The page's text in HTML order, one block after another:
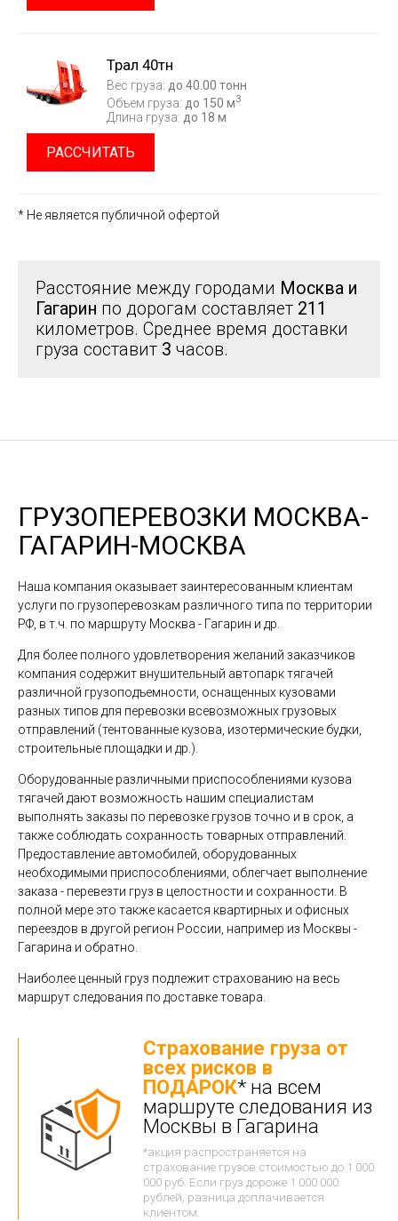
Трал 40тн
Вес груза: до 40.00 тонн
Объем груза: до 150 м3
Длина груза: до 18 м
РАССЧИТАТЬ
* Не является публичной офертой
Расстояние между городами Москва и
Гагарин по дорогам составляет 211
километров. Среднее время доставки
груза составит 3 часов.
ГРУЗОПЕРЕВОЗКИ МОСКВА-
ГАГАРИН-МОСКВА
Наша компания оказывает заинтересованным клиентам
услуги по грузоперевозкам различного типа по территории
РФ, в т.ч. по маршруту Москва - Гагарин и др.
Для более полного удовлетворения желаний заказчиков
компания содержит внушительный автопарк тягачей
различной грузоподъемности, оснащенных кузовами
разных типов для перевозки всевозможных грузовых
отправлений (тентованные кузова, изотермические будки,
строительные площадки и др.).
Оборудованные различными приспособлениями кузова
тягачей дают возможность нашим специалистам
выполнять заказы по перевозке грузов точно и в срок, а
также соблюдать сохранность товарных отправлений.
Предоставление автомобилей, оборудованных
необходимыми приспособлениями, облегчает выполнение
заказа - перевезти груз в целостности и сохранности. В
полной мере это также касается квартирных и офисных
переездов в другой регион России, например из Москвы -
Гагарина и обратно.
Наиболее ценный груз подлежит страхованию на весь
маршрут следования по доставке товара.
Страхование груза от
всех рисков в
ПОДАРОК* на всем
маршруте следования из
Москвы в Гагарина
*акция распространяется на
страхование грузов стоимостью до 1 000
000 руб. Если груз дороже 1 000 000
рублей, разница доплачивается
клиентом.